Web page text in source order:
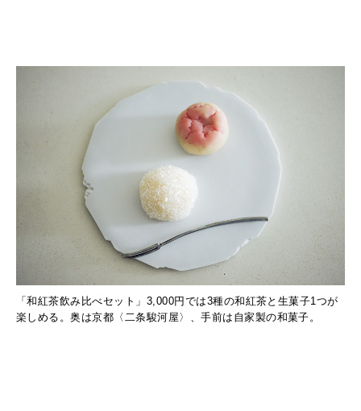
「和紅茶飲み比べセット」3,000円では3種の和紅茶と生菓子1つが
楽しめる。奥は京都〈二条駿河屋〉、手前は自家製の和菓子。